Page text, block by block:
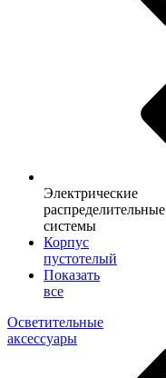
Электрические
распределительные
системы
Корпус
пустотелый
Показать
все
Осветительные
аксессуары